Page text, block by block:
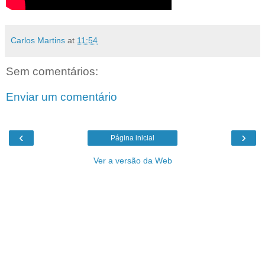
Carlos Martins at 11:54
Sem comentários:
Enviar um comentário
‹ ›
Página inicial
Ver a versão da Web